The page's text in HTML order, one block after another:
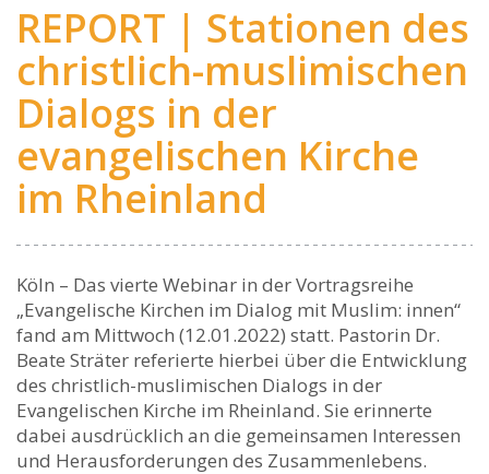
REPORT | Stationen des
christlich-muslimischen
Dialogs in der
evangelischen Kirche
im Rheinland
Köln – Das vierte Webinar in der Vortragsreihe
„Evangelische Kirchen im Dialog mit Muslim: innen“
fand am Mittwoch (12.01.2022) statt. Pastorin Dr.
Beate Sträter referierte hierbei über die Entwicklung
des christlich-muslimischen Dialogs in der
Evangelischen Kirche im Rheinland. Sie erinnerte
dabei ausdrücklich an die gemeinsamen Interessen
und Herausforderungen des Zusammenlebens.